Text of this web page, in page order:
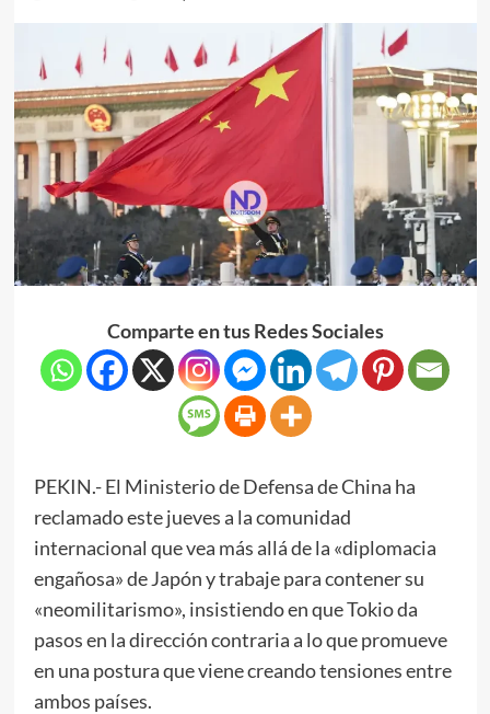
Comparte en tus Redes Sociales
PEKIN.- El Ministerio de Defensa de China ha
reclamado este jueves a la comunidad
internacional que vea más allá de la «diplomacia
engañosa» de Japón y trabaje para contener su
«neomilitarismo», insistiendo en que Tokio da
pasos en la dirección contraria a lo que promueve
en una postura que viene creando tensiones entre
ambos países.